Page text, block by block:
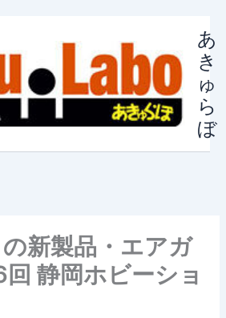
あ
き
ゅ
ら
ぼ
新製品・エアガ
静岡ホビーショ